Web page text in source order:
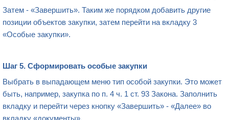
Затем - «Завершить». Таким же порядком добавить другие
позиции объектов закупки, затем перейти на вкладку 3
«Особые закупки».
Шаг 5. Сформировать особые закупки
Выбрать в выпадающем меню тип особой закупки. Это может
быть, например, закупка по п. 4 ч. 1 ст. 93 Закона. Заполнить
вкладку и перейти через кнопку «Завершить» - «Далее» во
вкладку «документы».